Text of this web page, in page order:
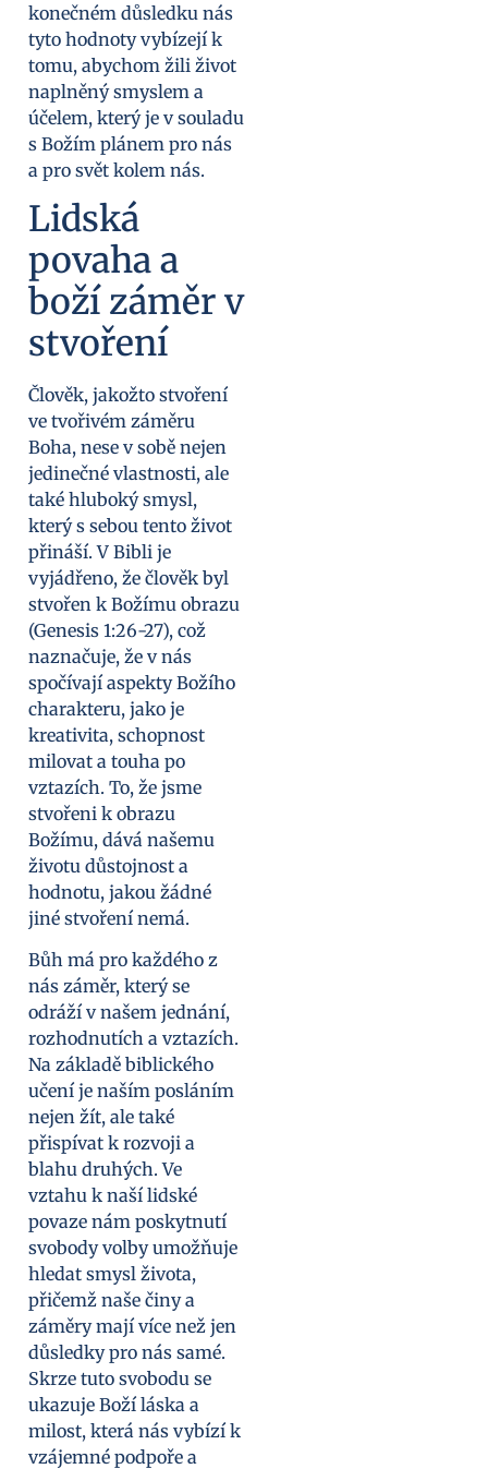
konečném důsledku nás
tyto hodnoty vybízejí k
tomu, abychom žili život
naplněný smyslem a
účelem, který je v souladu
s Božím plánem pro nás
a pro svět kolem nás.
Lidská
povaha a
boží záměr v
stvoření
Člověk, jakožto stvoření
ve tvořivém záměru
Boha, nese v sobě nejen
jedinečné vlastnosti, ale
také hluboký smysl,
který s sebou tento život
přináší. V Bibli je
vyjádřeno, že člověk byl
stvořen k Božímu obrazu
(Genesis 1:26-27), což
naznačuje, že v nás
spočívají aspekty Božího
charakteru, jako je
kreativita, schopnost
milovat a touha po
vztazích. To, že jsme
stvořeni k obrazu
Božímu, dává našemu
životu důstojnost a
hodnotu, jakou žádné
jiné stvoření nemá.
Bůh má pro každého z
nás záměr, který se
odráží v našem jednání,
rozhodnutích a vztazích.
Na základě biblického
učení je naším posláním
nejen žít, ale také
přispívat k rozvoji a
blahu druhých. Ve
vztahu k naší lidské
povaze nám poskytnutí
svobody volby umožňuje
hledat smysl života,
přičemž naše činy a
záměry mají více než jen
důsledky pro nás samé.
Skrze tuto svobodu se
ukazuje Boží láska a
milost, která nás vybízí k
vzájemné podpoře a